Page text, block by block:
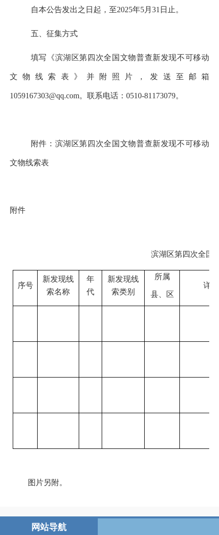
自本公告发出之日起，至2025年5月 31 日止。
五、征集方式
填写《滨湖区第四次全国文物普查新发现不可移动
文物线索表》并附照片，发送至邮箱
1059167303@qq.com。联系电话： 0510-81173079。
附件：滨湖区第四次全国文物普查新发现不可移动
文物线索表
附件
滨湖区第四次全国
序号
新发现线
索名称
年
代
新发现线
索类别
所属
县、区
详
图片另附。